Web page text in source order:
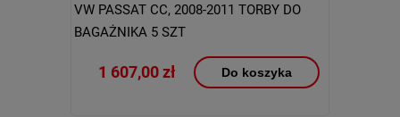
VW PASSAT CC, 2008-2011 TORBY DO
BAGAŻNIKA 5 SZT
1 607,00 zł Do koszyka